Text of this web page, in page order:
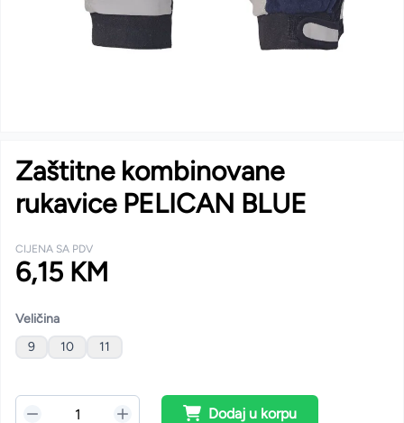
Zaštitne kombinovane
rukavice PELICAN BLUE
CIJENA SA PDV
6,15 KM
Veličina
9
10 11
Dodaj u korpu